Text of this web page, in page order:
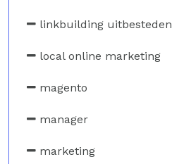
linkbuilding uitbesteden
local online marketing
magento
manager
marketing